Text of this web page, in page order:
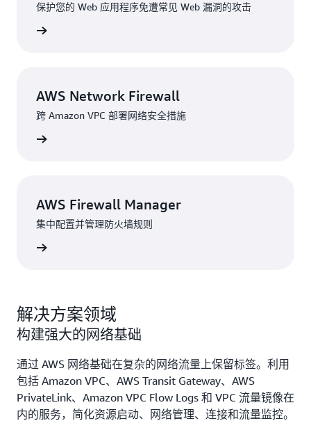
保护您的 Web 应用程序免遭常见 Web 漏洞的攻击
AWS Network Firewall
跨 Amazon VPC 部署网络安全措施
AWS Firewall Manager
集中配置并管理防火墙规则
解决方案领域
构建强大的网络基础
通过 AWS 网络基础在复杂的网络流量上保留标签。利用
包括 Amazon VPC、AWS Transit Gateway、AWS
PrivateLink、Amazon VPC Flow Logs 和 VPC 流量镜像在
内的服务，简化资源启动、网络管理、连接和流量监控。